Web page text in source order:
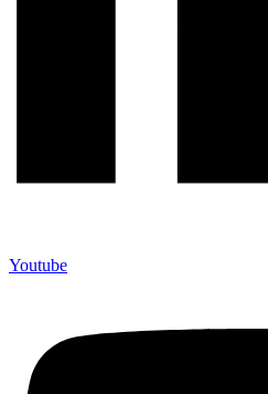
Youtube